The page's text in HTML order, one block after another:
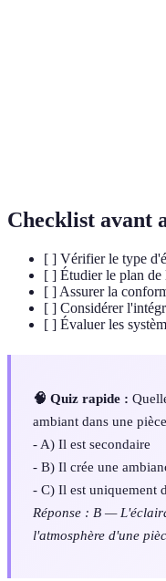
Checklist avant
[ ] Vérifier le type
[ ] Étudier le plan de
[ ] Assurer la
[ ] Considérer
[ ] Évaluer les
🧠 Quiz rapide :
ambiant dans une
- A) Il est secondaire
- B) Il crée une
- C) Il est uniquement
Réponse : B —
l'atmosphère d'une